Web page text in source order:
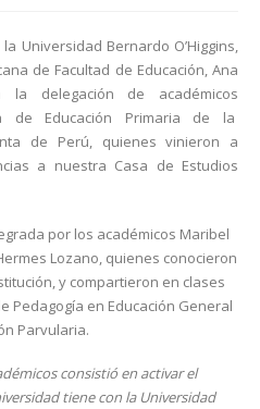
Universidad Bernardo O’Higgins,
de Facultad de Educación, Ana
la delegación de académicos
de Educación Primaria de la
de Perú, quienes vinieron a
a nuestra Casa de Estudios
por los académicos Maribel
Lozano, quienes conocieron
y compartieron en clases
Pedagogía en Educación General
Parvularia.
consistió en activar el
tiene con la Universidad